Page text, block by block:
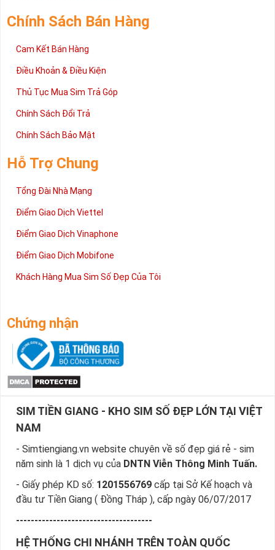
Chính Sách Bán Hàng
Cam Kết Bán Hàng
Điều Khoản & Điều Kiện
Thủ Tục Mua Sim Trả Góp
Chính Sách Đổi Trả
Chính Sách Bảo Mật
Hỗ Trợ Chung
Tổng Đài Nhà Mạng
Điểm Giao Dịch Viettel
Điểm Giao Dịch Vinaphone
Điểm Giao Dịch Mobifone
Khách Hàng Mua Sim Số Đẹp Của Tôi
Chứng nhận
SIM TIỀN GIANG - KHO SIM SỐ ĐẸP LỚN TẠI VIỆT
NAM
- Simtiengiang.vn website chuyên về số đẹp giá rẻ - sim
năm sinh là 1 dịch vụ của DNTN Viễn Thông Minh Tuấn.
- Giấy phép KD số: 1201556769 cấp tại Sở Kế hoạch và
đầu tư Tiền Giang ( Đồng Tháp ), cấp ngày 06/07/2017
-------------------------------------
HỆ THỐNG CHI NHÁNH TRÊN TOÀN QUỐC